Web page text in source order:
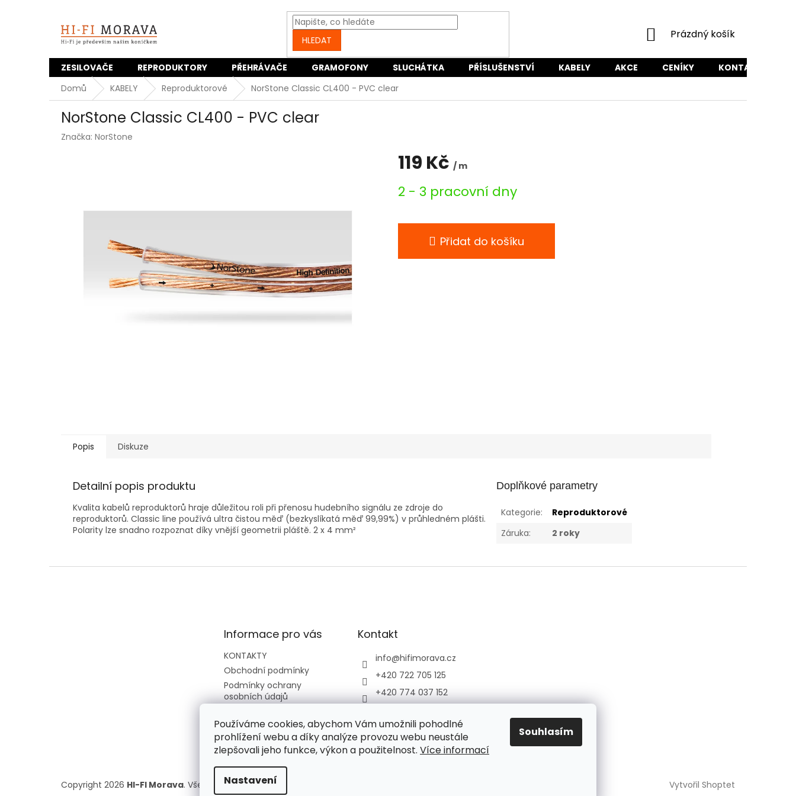
Používáme cookies, abychom Vám umožnili pohodlné
prohlížení webu a díky analýze provozu webu neustále
zlepšovali jeho funkce, výkon a použitelnost. Více informací
Nastavení
Souhlasím
HLEDAT
NÁKUPNÍ
Prázdný košík
ZESILOVAČE REPRODUKTORY PŘEHRÁVAČE GRAMOFONY SLUCHÁTKA PŘÍSLUŠENSTVÍ KABELY AKCE CENÍKY KONTAKTY
Domů
KABELY Reproduktorové NorStone Classic CL400 - PVC clear
NorStone Classic CL400 - PVC clear
Značka: NorStone
119 Kč / m
cena:
2 - 3 pracovní dny
Přidat do košíku
Popis Diskuze
Detailní popis produktu
Kvalita kabelů reproduktorů hraje důležitou roli při přenosu hudebního signálu ze zdroje do
reproduktorů. Classic line používá ultra čistou měď (bezkyslíkatá měď 99,99%) v průhledném plášti.
Polarity lze snadno rozpoznat díky vnější geometrii pláště. 2 x 4 mm²
Doplňkové parametry
Kategorie:
Reproduktorové
Záruka: 2 roky
Informace pro vás
KONTAKTY
Obchodní podmínky
Podmínky ochrany
osobních údajů
elektrozařízení
CENÍKY
Kontakt
info@hifimorava.cz
+420 722 705 125
+420 774 037 152
Vytvořil Shoptet
Copyright 2026 HI-FI Morava. Všechna práva vyhrazena.